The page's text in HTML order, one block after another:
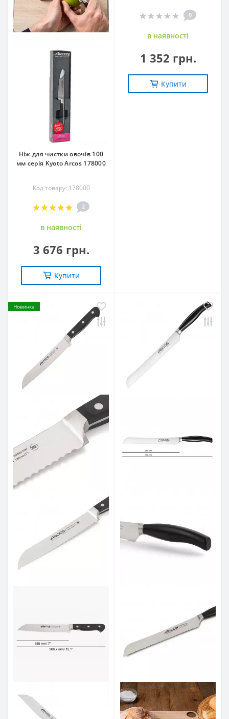
Ніж для чистки овочів 100
мм серія Kyoto Arcos 178000
Код товару: 178000
2
в наявностi
3 676 грн.
Купити
0
в наявностi
1 352 грн.
Купити
Новинка